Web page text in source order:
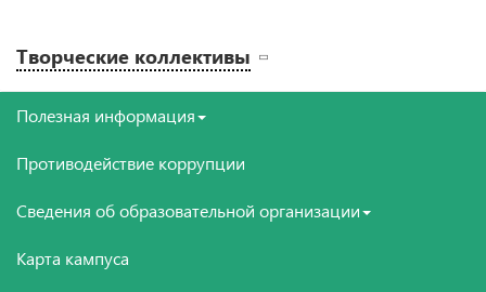
Творческие коллективы
Полезная информация
Противодействие коррупции
Сведения об образовательной организации
Карта кампуса